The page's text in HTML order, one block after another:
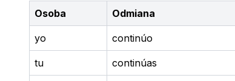
Osoba Odmiana
yo continúo
tu continúas